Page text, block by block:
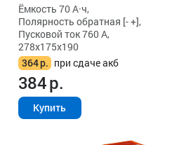
Ёмкость 70 А·ч,
Полярность обратная [- +],
Пусковой ток 760 А,
278x175x190
364р. при сдаче акб
384р.
Купить